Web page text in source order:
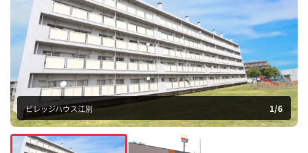
ビレッジハウス江別 1/6